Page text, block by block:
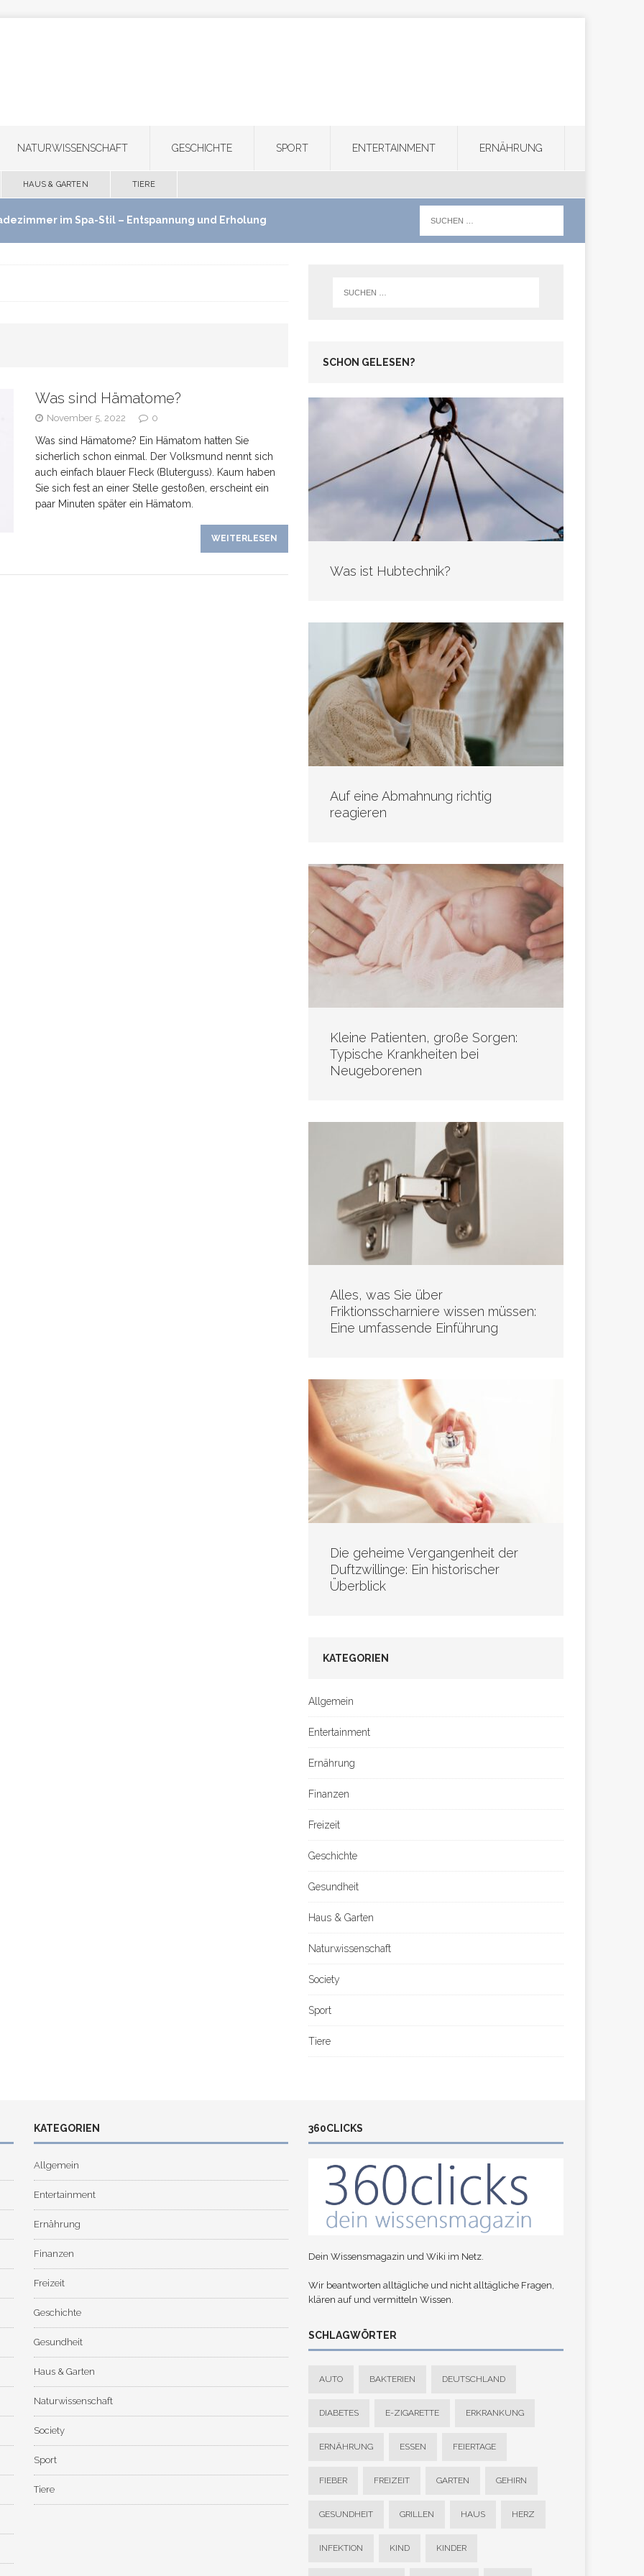
NATURWISSENSCHAFT GESCHICHTE SPORT ENTERTAINMENT ERNÄHRUNG
HAUS & GARTEN TIERE
im Spa-Stil – Entspannung und Erholung
schaffen HAUS & GARTEN
Banken verschweigen –
bei Tagesgeldangeboten richtig deuten
Was sind Hämatome?
November 5, 2022 0
Was sind Hämatome? Ein Hämatom hatten Sie
sicherlich schon einmal. Der Volksmund nennt sich
auch einfach blauer Fleck (Bluterguss). Kaum haben
Sie sich fest an einer Stelle gestoßen, erscheint ein
paar Minuten später ein Hämatom.
WEITERLESEN
SCHON GELESEN?
Was ist Hubtechnik?
Auf eine Abmahnung richtig
reagieren
Kleine Patienten, große Sorgen:
Typische Krankheiten bei
Neugeborenen
Alles, was Sie über
Friktionsscharniere wissen müssen:
Eine umfassende Einführung
Die geheime Vergangenheit der
Duftzwillinge: Ein historischer
Überblick
KATEGORIEN
Allgemein
Entertainment
Ernährung
Finanzen
Freizeit
Geschichte
Gesundheit
Haus & Garten
Naturwissenschaft
Society
Sport
Tiere
KATEGORIEN
Allgemein
Entertainment
Ernährung
Finanzen
Freizeit
Geschichte
Gesundheit
Haus & Garten
Naturwissenschaft
Society
Sport
Tiere
360CLICKS
Dein Wissensmagazin und Wiki im Netz.
Wir beantworten alltägliche und nicht alltägliche Fragen,
klären auf und vermitteln Wissen.
SCHLAGWÖRTER
AUTO BAKTERIEN DEUTSCHLAND
DIABETES E-ZIGARETTE ERKRANKUNG
ERNÄHRUNG ESSEN FEIERTAGE
FIEBER FREIZEIT GARTEN GEHIRN
GESUNDHEIT GRILLEN HAUS HERZ
INFEKTION KIND KINDER